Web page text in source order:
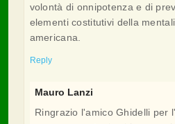
volontà di onnipotenza e di
elementi costitutivi della
americana.
Reply
Mauro Lanzi
Ringrazio l'amico Ghidelli per